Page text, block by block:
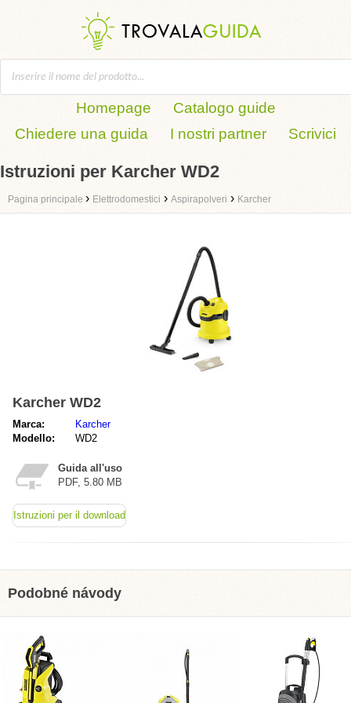
Homepage
Catalogo guide
Chiedere una guida
I nostri partner Scrivici
Istruzioni per Karcher WD2
Pagina principale › Elettrodomestici › Aspirapolveri › Karcher
Karcher WD2
Marca:
Karcher
Modello:
WD2
Guida all'uso
PDF, 5.80 MB
Istruzioni per il download
Podobné návody